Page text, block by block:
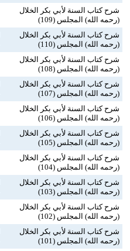
شرح كتاب السنة لأبي بكر الخلال
(رحمه الله) المجلس (109)
شرح كتاب السنة لأبي بكر الخلال
(رحمه الله) المجلس (110)
شرح كتاب السنة لأبي بكر الخلال
(رحمه الله) المجلس (108)
شرح كتاب السنة لأبي بكر الخلال
(رحمه الله) المجلس (107)
شرح كتاب السنة لأبي بكر الخلال
(رحمه الله) المجلس (106)
شرح كتاب السنة لأبي بكر الخلال
(رحمه الله) المجلس (105)
شرح كتاب السنة لأبي بكر الخلال
(رحمه الله) المجلس (104)
شرح كتاب السنة لأبي بكر الخلال
(رحمه الله) المجلس (103)
شرح كتاب السنة لأبي بكر الخلال
(رحمه الله) المجلس (102)
شرح كتاب السنة لأبي بكر الخلال
(رحمه الله) المجلس (101)